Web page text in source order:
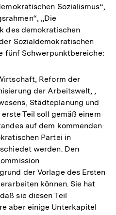
Sozialismus“,
„Die
des demokratischen
Sozialdemokratischen
fünf Schwerpunktbereiche:
Reform der
der Arbeitswelt, ,
Städteplanung und
Teil soll gemäß einem
auf dem kommenden
Partei in
werden. Den
der Vorlage des Ersten
können. Sie hat
sie diesen Teil
aber einige Unterkapitel